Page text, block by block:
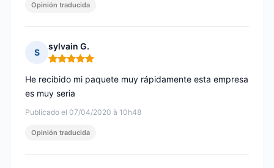
Opinión traducida
S
sylvain G.
Nota: 5 de 5
Publicado el 07/04/2020 à 10h48
He recibido mi paquete muy rápidamente esta empresa
es muy seria
Opinión traducida